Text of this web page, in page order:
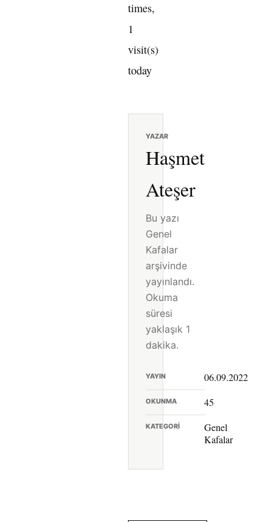
times,
1
visit(s)
today
YAZAR
Haşmet
Ateşer
Bu yazı
Genel
Kafalar
arşivinde
yayınlandı.
Okuma
süresi
yaklaşık 1
dakika.
YAYIN 06.09.2022
OKUNMA 45
KATEGORI
Genel
Kafalar